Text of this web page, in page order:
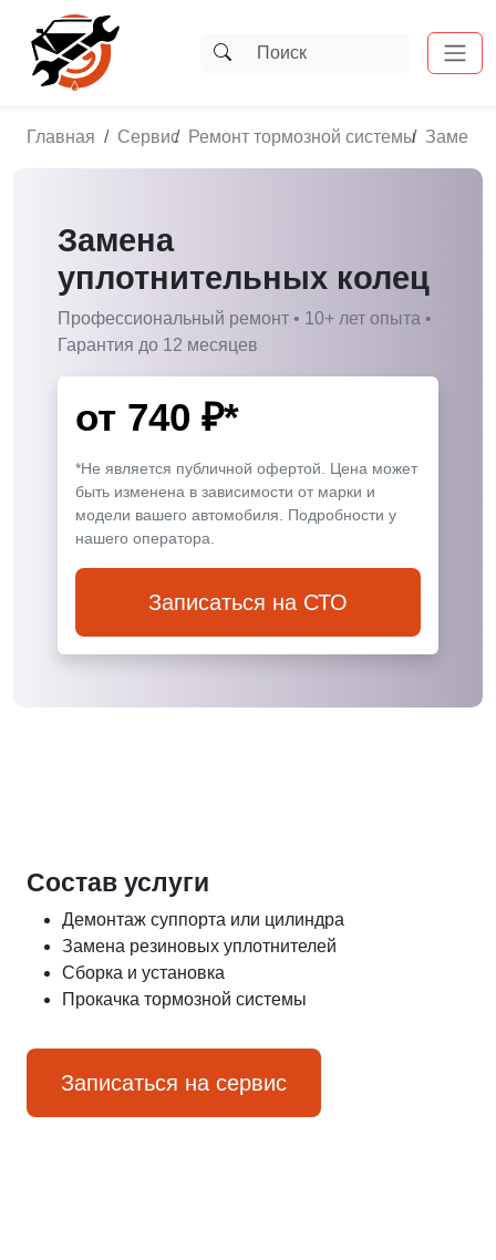
Главная Сервис Ремонт тормозной системы Замена
Замена
уплотнительных колец
Профессиональный ремонт • 10+ лет опыта •
Гарантия до 12 месяцев
от 740 ₽*
*Не является публичной офертой. Цена может
быть изменена в зависимости от марки и
модели вашего автомобиля. Подробности у
нашего оператора.
Записаться на СТО
Состав услуги
Демонтаж суппорта или цилиндра
Замена резиновых уплотнителей
Сборка и установка
Прокачка тормозной системы
Записаться на сервис